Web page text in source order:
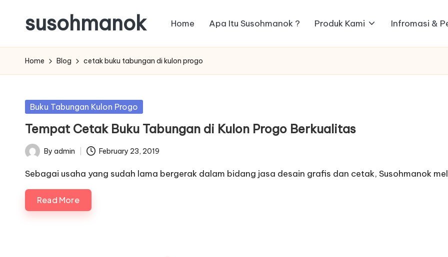
content
susohmanok Home Apa Itu Susohmanok ? Produk Kami Infromasi &
Home Blog cetak buku tabungan di kulon progo
Posted
Buku Tabungan Kulon Progo
Tempat Cetak Buku Tabungan di Kulon Progo Berkualitas
Posted
by
By admin February 23, 2019
Sebagai usaha yang sudah lama bergerak dalam bidang jasa desain grafis dan cetak, Susohmanok
Read More